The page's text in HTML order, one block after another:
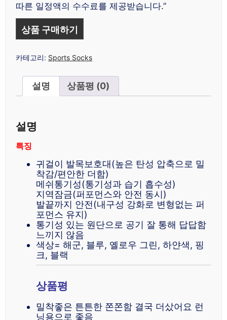
따른 일정액의 수수료를 제공받습니다.”
상품 구매하기
카테고리: Sports Socks
설명 상품평 (0)
설명
특징
귀걸이 발목보호대(높은 탄성 압축으로 밀
착감/편안한 더함)
메쉬통기성(통기성과 습기 흡수성)
지역잠금(퍼포먼스와 안전 동시)
발끝까지 안전(내구성 강화로 변형없는 퍼
포먼스 유지)
통기성 있는 원단으로 공기 잘 통해 답답함
느끼지 않음
색상= 해군, 블루, 옐로우 그린, 하얀색, 핑
크, 블랙
상품평
밀착좋은 튼튼한 쫀쫀함 결국 더샀어요 런
닝용으로 좋음